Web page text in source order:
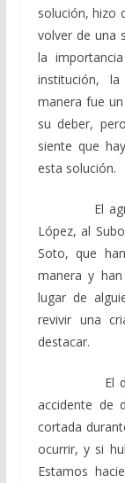
solución, hizo
volver de una
la
institución,
manera fue
su deber,
siente que
esta solución.
El
López, al
Soto, que
manera y
lugar de
revivir una
destacar.
El día
accidente de
cortada
ocurrir, y si
Estamos